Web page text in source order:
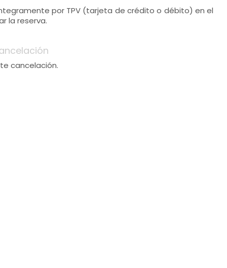
por TPV (tarjeta de crédito o débito) en el
la reserva.
cancelación.